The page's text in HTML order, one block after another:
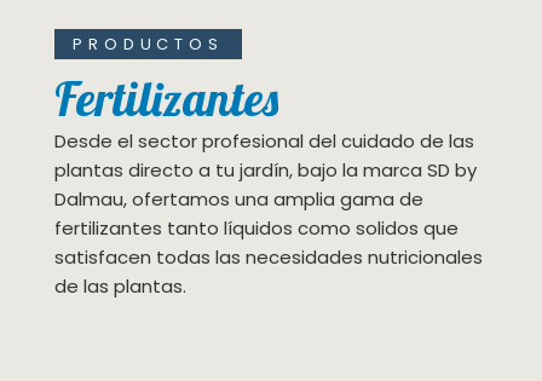
PRODUCTOS
Fertilizantes
Desde el sector profesional del cuidado de las
plantas directo a tu jardín, bajo la marca SD by
Dalmau, ofertamos una amplia gama de
fertilizantes tanto líquidos como solidos que
satisfacen todas las necesidades nutricionales
de las plantas.